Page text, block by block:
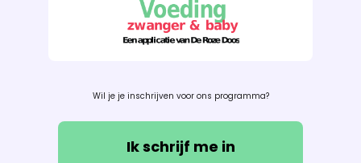
Wil je je inschrijven voor ons programma?
Ik schrijf me in